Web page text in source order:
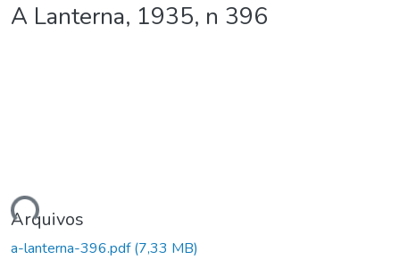
Digital
A Lanterna, 1935, n 396
Arquivos
a-lanterna-396.pdf(7,33 MB)